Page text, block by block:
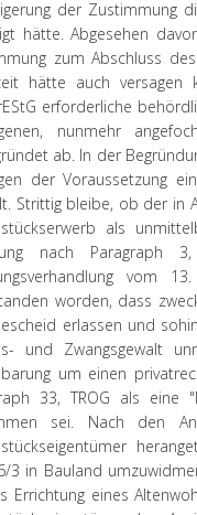
der Zustimmung
hätte. Abgesehen
zum Abschluss
hätte auch
erforderliche
nunmehr
ab. In der
der Voraussetzung
Strittig bleibe, ob der in
als
nach Paragraph
vom
worden, dass
erlassen und
und Zwangsgewalt
um einen
33, TROG als eine
sei. Nach den
3 in Bauland
Errichtung eines